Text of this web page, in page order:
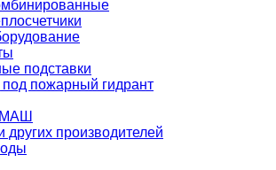
подставки
пожарный гидрант
других производителей